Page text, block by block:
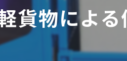
貨物によ